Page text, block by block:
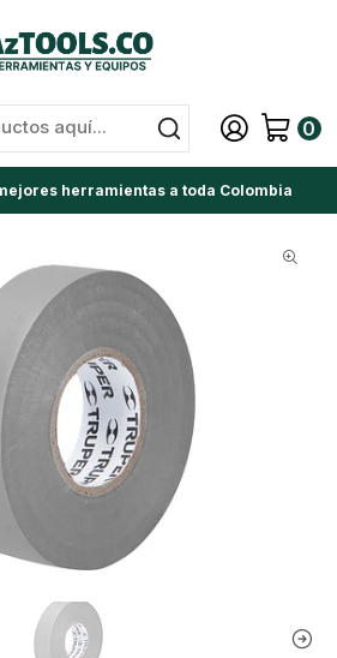
0
herramientas a toda Colombia